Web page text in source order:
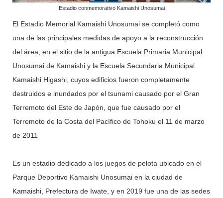
Estadio conmemorativo Kamaishi Unosumai
El Estadio Memorial Kamaishi Unosumai se completó como
una de las principales medidas de apoyo a la reconstrucción
del área, en el sitio de la antigua Escuela Primaria Municipal
Unosumai de Kamaishi y la Escuela Secundaria Municipal
Kamaishi Higashi, cuyos edificios fueron completamente
destruidos e inundados por el tsunami causado por el Gran
Terremoto del Este de Japón, que fue causado por el
Terremoto de la Costa del Pacífico de Tohoku el 11 de marzo
de 2011
Es un estadio dedicado a los juegos de pelota ubicado en el
Parque Deportivo Kamaishi Unosumai en la ciudad de
Kamaishi, Prefectura de Iwate, y en 2019 fue una de las sedes